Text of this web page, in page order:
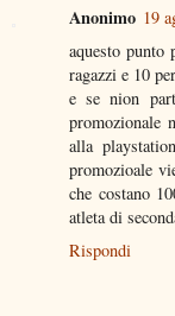
Anonimo 19
aquesto punto
ragazzi e 10
e se nion
promozionale
alla
promozioale
che costano
atleta di
Rispondi